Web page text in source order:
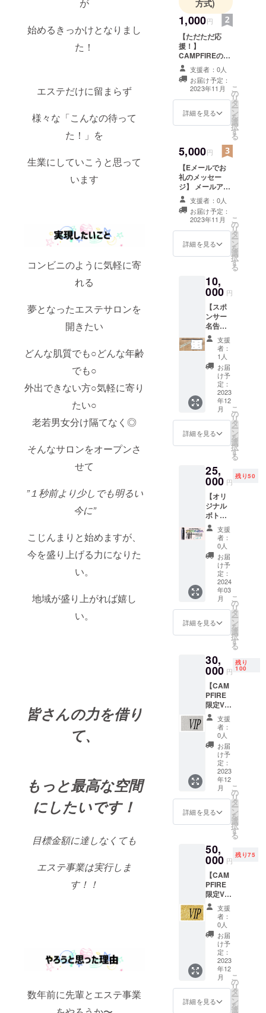
始めるきっかけとなりまし
た！
エステだけに留まらず
様々な「こんなの待って
た！」を
生業にしていこうと思って
います
コンビニのように気軽に寄
れる
夢となったエステサロンを
開きたい
どんな肌質でも○どんな年齢
でも○
外出できない方○気軽に寄り
たい○
老若男女分け隔てなく◎
そんなサロンをオープンさ
せて
”１秒前より少しでも明るい
今に”
こじんまりと始めますが、
今を盛り上げる力になりた
い。
地域が盛り上がれば嬉し
い。
皆さんの力を借り
て、
もっと最高な空間
にしたいです！
目標金額に達しなくても
エステ事業は実行しま
す！！
数年前に先輩とエステ事業
が見えて来
ました。皆
さんの応援
が励みにな
ります。
方式)
1,000円
【ただただ応
援！】
CAMPFIREの
メッセージ機能
で お礼のメッ
セージのお届け
です！
支援者：0人
お届け予定：
2023年11月
詳細を見る
こ
の
リ
タ
ー
ン
を
選
択
す
る
5,000円
【Eメールでお
礼のメッセー
ジ】 メールアド
レスだけお伺い
させていただ
き、 お礼のメッ
セージをお届け
させて頂きま
す。
支援者：0人
お届け予定：
2023年11月
詳細を見る
こ
の
リ
タ
ー
ン
を
選
択
す
る
10,
000 円
【スポ
ンサー
名告
示】 ス
ポン
サーと
して店
舗の一
角に お
名前や
店舗名
を告示
させて
いただ
きま
す！
にて、
文章や
データ
で入稿
をお願
いいた
しま
す。
（ニッ
クネー
ム・ロ
ゴ可）
※いただ
いた通
りの色
や漢字
が印字
ます ※
告示方
法は予
告なく
変更す
る場合
があり
ます
支援
者：
1人
お届
け予
定：
2023
年12
月
詳細を見る
こ
の
リ
タ
ー
ン
を
選
択
す
る
25,
000 円
残り50
【オリ
ジナル
ボトル
セッ
ト！】
・オリ
ジナル
ボトル
(650ml)
1本 ∟
通常
5,150円
⁺送料 ・
施術
10％OF
Fクーポ
ン券×10
枚 ∟木
星の施
術で使
える
クーポ
ン ・水
素水1日
1回汲み
放題券
×10枚
∟通常1
回300円
・お礼
のお手
種は紙
で発行
する
「木
星」
（エス
テサロ
ンの名
前）で
のみ使
えま
す。
※OFF
クーポ
ンはメ
イン施
術を受
けた場
合のみ
有効。1
支援
者：
0人
お届
け予
定：
2024
年03
月
詳細を見る
こ
の
リ
タ
ー
ン
を
選
択
す
る
30,
000 円
残り
100
【CAM
PFIRE
限定VIP
カード
銀】 ど
のコー
スでも
表示料
金より
500円引
き！ 使
い方に
よって
はリ
ターン
の方が
なる?!
ご自宅
にVIP
カード
をお送
りいた
しま
す。 ※
特典利
用は1日
1回まで
※2033
年12月
31日ま
で有効
※デザイ
ンが異
支援
者：
0人
お届
け予
定：
2023
年12
月
詳細を見る
こ
の
リ
タ
ー
ン
を
選
択
す
る
50,
000 円
残り75
【CAM
PFIRE
限定VIP
カード
金】 ど
のコー
スでも
表示料
金より
1,000円
引き！
使い方
によっ
てはリ
ターン
支援
者：
0人
お届
け予
定：
2023
年12
月
詳細を見る
こ
の
リ
タ
ー
ン
を
選